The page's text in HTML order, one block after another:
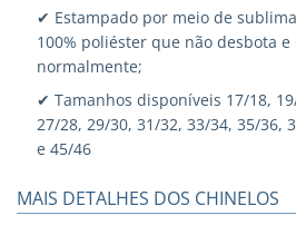
✔ Estampado por meio de
100% poliéster que não desbota
normalmente;
✔ Tamanhos disponíveis 17/18,
27/28, 29/30, 31/32, 33/34, 35/36,
e 45/46
MAIS DETALHES DOS CHINELOS